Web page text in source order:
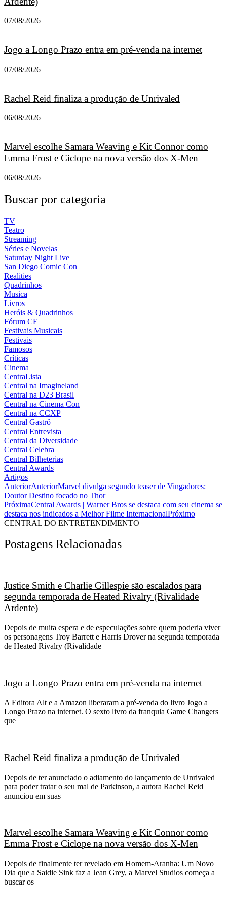
07/08/2026
Jogo a Longo Prazo entra em pré-venda na internet
07/08/2026
Rachel Reid finaliza a produção de Unrivaled
06/08/2026
Marvel escolhe Samara Weaving e Kit Connor como
Emma Frost e Ciclope na nova versão dos X-Men
06/08/2026
Buscar por categoria
TV
Teatro
Streaming
Séries e Novelas
Saturday Night Live
San Diego Comic Con
Realities
Quadrinhos
Musica
Livros
Heróis & Quadrinhos
Fórum CE
Festivais Musicais
Festivais
Famosos
Críticas
Cinema
CentraLista
Central na Imagineland
Central na D23 Brasil
Central na Cinema Con
Central na CCXP
Central Gastrô
Central Entrevista
Central da Diversidade
Central Celebra
Central Bilheterias
Central Awards
Artigos
AnteriorAnteriorMarvel divulga segundo teaser de Vingadores:
Doutor Destino focado no Thor
PróximaCentral Awards | Warner Bros se destaca com seu cinema se
destaca nos indicados a Melhor Filme InternacionalPróximo
CENTRAL DO ENTRETENDIMENTO
Postagens Relacionadas
Justice Smith e Charlie Gillespie são escalados para
segunda temporada de Heated Rivalry (Rivalidade
Ardente)
Depois de muita espera e de especulações sobre quem poderia viver
os personagens Troy Barrett e Harris Drover na segunda temporada
de Heated Rivalry (Rivalidade
Jogo a Longo Prazo entra em pré-venda na internet
A Editora Alt e a Amazon liberaram a pré-venda do livro Jogo a
Longo Prazo na internet. O sexto livro da franquia Game Changers
que
Rachel Reid finaliza a produção de Unrivaled
Depois de ter anunciado o adiamento do lançamento de Unrivaled
para poder tratar o seu mal de Parkinson, a autora Rachel Reid
anunciou em suas
Marvel escolhe Samara Weaving e Kit Connor como
Emma Frost e Ciclope na nova versão dos X-Men
Depois de finalmente ter revelado em Homem-Aranha: Um Novo
Dia que a Saidie Sink faz a Jean Grey, a Marvel Studios começa a
buscar os